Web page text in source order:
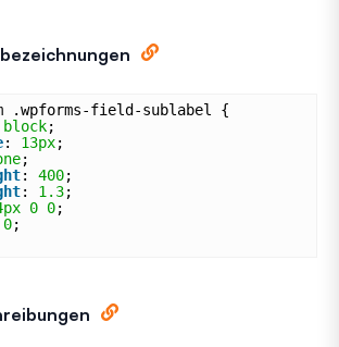
.wpforms-field-sublabel {
block;
: 13px;
;
: 400;
: 1.3;
0 0;
0;